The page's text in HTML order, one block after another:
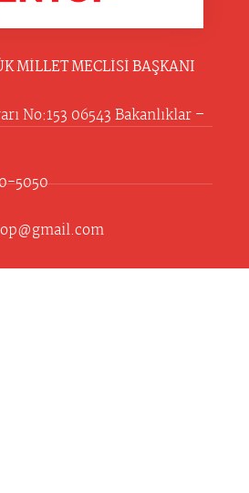
MİLLET MECLİSİ BAŞKANI
No:153 06543 Bakanlıklar –
5050